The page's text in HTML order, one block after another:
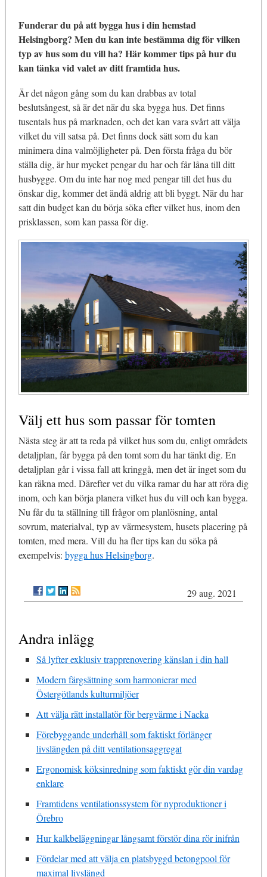
Funderar du på att bygga hus i din hemstad
Helsingborg? Men du kan inte bestämma dig för vilken
typ av hus som du vill ha? Här kommer tips på hur du
kan tänka vid valet av ditt framtida hus.
Är det någon gång som du kan drabbas av total
beslutsångest, så är det när du ska bygga hus. Det finns
tusentals hus på marknaden, och det kan vara svårt att välja
vilket du vill satsa på. Det finns dock sätt som du kan
minimera dina valmöjligheter på. Den första fråga du bör
ställa dig, är hur mycket pengar du har och får låna till ditt
husbygge. Om du inte har nog med pengar till det hus du
önskar dig, kommer det ändå aldrig att bli byggt. När du har
satt din budget kan du börja söka efter vilket hus, inom den
prisklassen, som kan passa för dig.
Välj ett hus som passar för tomten
Nästa steg är att ta reda på vilket hus som du, enligt områdets
detaljplan, får bygga på den tomt som du har tänkt dig. En
detaljplan går i vissa fall att kringgå, men det är inget som du
kan räkna med. Därefter vet du vilka ramar du har att röra dig
inom, och kan börja planera vilket hus du vill och kan bygga.
Nu får du ta ställning till frågor om planlösning, antal
sovrum, materialval, typ av värmesystem, husets placering på
tomten, med mera. Vill du ha fler tips kan du söka på
exempelvis: bygga hus Helsingborg.
29 aug. 2021
Andra inlägg
Så lyfter exklusiv trapprenovering känslan i din hall
Modern färgsättning som harmonierar med
Östergötlands kulturmiljöer
Att välja rätt installatör för bergvärme i Nacka
Förebyggande underhåll som faktiskt förlänger
livslängden på ditt ventilationsaggregat
Ergonomisk köksinredning som faktiskt gör din vardag
enklare
Framtidens ventilationssystem för nyproduktioner i
Örebro
Hur kalkbeläggningar långsamt förstör dina rör inifrån
Fördelar med att välja en platsbyggd betongpool för
maximal livslängd